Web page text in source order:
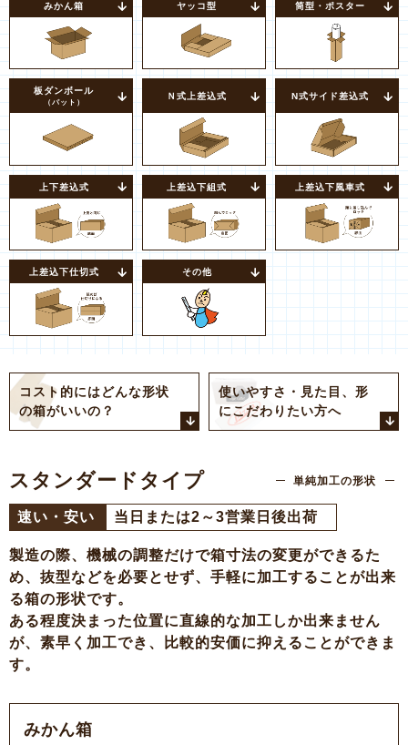
みかん箱 ヤッコ型 筒型・ポスター
板ダンボール
（パット）
Ｎ式上差込式 N式サイド差込式
上下差込式 上差込下組式 上差込下風車式
上差込下仕切式 その他
コスト的にはどんな形状
の箱がいいの？
使いやすさ・見た目、 形
にこだわりたい方へ
スタンダードタイプ 単純加工の形状
速い・安い 当日または2～3営業日後出荷
製造の際、機械の調整だけで箱寸法の変更ができるた
め、抜型などを必要とせず、手軽に加工することが出来
る箱の形状です。
ある程度決まった位置に直線的な加工しか出来ません
が、素早く加工でき、比較的安価に抑えることができま
す。
みかん箱